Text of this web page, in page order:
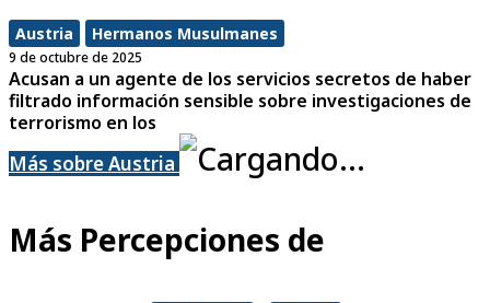
Austria Hermanos Musulmanes
9 de octubre de 2025
Acusan a un agente de los servicios secretos de haber
filtrado información sensible sobre investigaciones de
terrorismo en los
Más sobre Austria
Más Percepciones de